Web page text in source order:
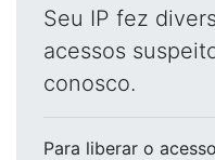
Seu IP fez
acessos
conosco.
Para liberar o acesso